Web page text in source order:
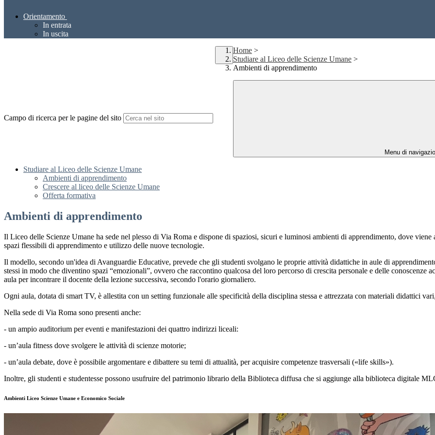
Orientamento
In entrata
In uscita
Campo di ricerca per le pagine del sito
Home >
Studiare al Liceo delle Scienze Umane >
Ambienti di apprendimento
Menu di
Studiare al Liceo delle Scienze Umane
Ambienti di apprendimento
Crescere al liceo delle Scienze Umane
Offerta formativa
Ambienti di apprendimento
Il Liceo delle Scienze Umane ha sede nel plesso di Via Roma e dispone di spaziosi, sicuri e luminosi ambienti di apprendimento, dove
spazi flessibili di apprendimento e utilizzo delle nuove tecnologie.
Il modello, secondo un'idea di Avanguardie Educative, prevede che gli studenti svolgano le proprie attività didattiche in aule di
stessi in modo che diventino spazi “emozionali”, ovvero che raccontino qualcosa del loro percorso di crescita personale e delle conoscenze
aula per incontrare il docente della lezione successiva, secondo l'orario giornaliero.
Ogni aula, dotata di smart TV, è allestita con un setting funzionale alle specificità della disciplina stessa e attrezzata con materiali didattici
Nella sede di Via Roma sono presenti anche:
- un ampio auditorium per eventi e manifestazioni dei quattro indirizzi liceali:
- un’aula fitness dove svolgere le attività di scienze motorie;
- un’aula debate, dove è possibile argomentare e dibattere su temi di attualità, per acquisire competenze trasversali («life skills»).
Inoltre, gli studenti e studentesse possono usufruire del patrimonio librario della Biblioteca diffusa che si aggiunge alla biblioteca digitale
Ambienti Liceo Scienze Umane e Economico Sociale